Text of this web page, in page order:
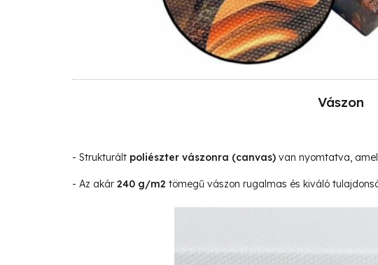
Vászon
- Strukturált poliészter vászonra (canvas) van nyomtatva,
- Az akár 240 g/m2 tömegű vászon rugalmas és kiváló